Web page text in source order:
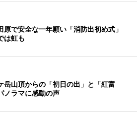
原で安全な一年願い「消防出初め式」
は虹も
岳山頂からの「初日の出」と「紅富
ラマに感動の声